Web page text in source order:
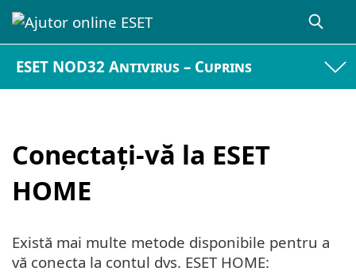
ESET NOD32 Antivirus – Cuprins
Conectați-vă la ESET
HOME
Există mai multe metode disponibile pentru a
vă conecta la contul dvs. ESET HOME: